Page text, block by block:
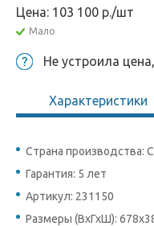
Цена: 103 100 р./шт
Мало
Не устроила
Характеристики
Страна производства:
Гарантия: 5 лет
Артикул: 231150
Размеры (ВхГхШ):